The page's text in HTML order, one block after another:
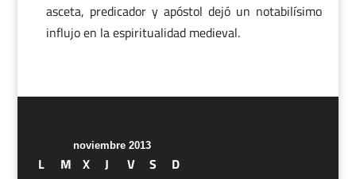
asceta, predicador y apóstol dejó un notabilísimo
influjo en la espiritualidad medieval.
noviembre 2013
L M X J V S
D